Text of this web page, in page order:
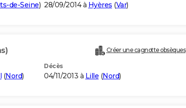
de-Seine) 28/09/2014 à Hyères (Var)
Créer une cagnotte obsèques
(Nord)
Décès
04/11/2013 à Lille (Nord)